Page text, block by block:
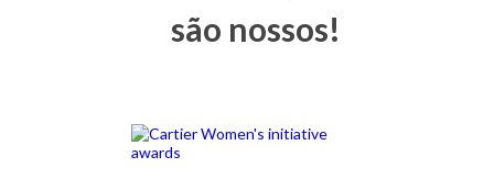
são nossos!